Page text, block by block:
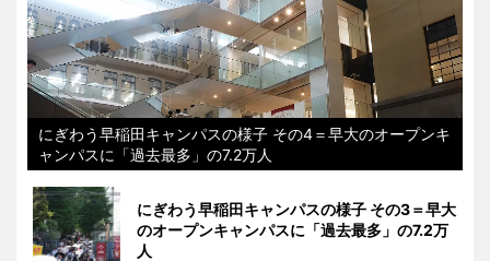
にぎわう早稲田キャンパスの様子 その4＝早大のオープンキ
ャンパスに「過去最多」の7.2万人
にぎわう早稲田キャンパスの様子 その3＝早大
のオープンキャンパスに「過去最多」の7.2万
人